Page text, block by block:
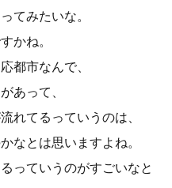
てみたいな。
かね。
都市なんで、
あって、
れてるっていうのは、
なとは思いますよね。
っていうのがすごいなと